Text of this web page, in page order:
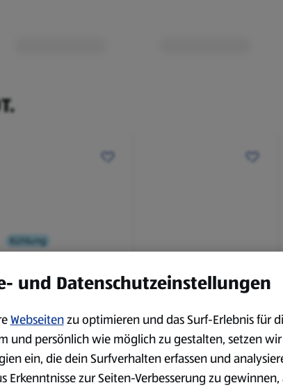
Kühlung
BBQ
Laugenbaguette mit
0,18 kg
(4,51 €/1 kg)
Spare 38 %
0,79 € 1,29 €
Bianco Toscana IGT
0,75 l
(3,72 €/1 l)
Spare 20 %
2,79 € 3,49 €
und Datenschutzeinstellungen
Webseitenzu optimieren und das Surf-Erlebnis für
und persönlich wie möglich zu gestalten, setzen wir
ein, die dein Surfverhalten erfassen und
Erkenntnisse zur Seiten-Verbesserung zu gewinnen,